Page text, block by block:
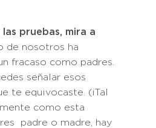
pruebas, mira a
de nosotros ha
fracaso como padres.
señalar esos
te equivocaste. (¡Tal
como esta
padre o madre, hay